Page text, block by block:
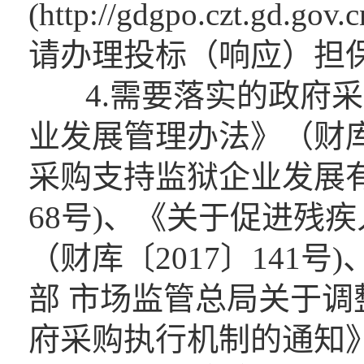
(http://
请办理投标（响应）担
4.需要落实的政府采
业发展管理办法》（财
采购支持监狱企业发展
68号)、《关于促进残
（财库〔2017〕141号
部 市场监管总局关于
府采购执行机制的通知